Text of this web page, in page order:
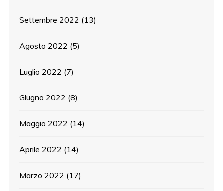
Settembre 2022 (13)
Agosto 2022 (5)
Luglio 2022 (7)
Giugno 2022 (8)
Maggio 2022 (14)
Aprile 2022 (14)
Marzo 2022 (17)